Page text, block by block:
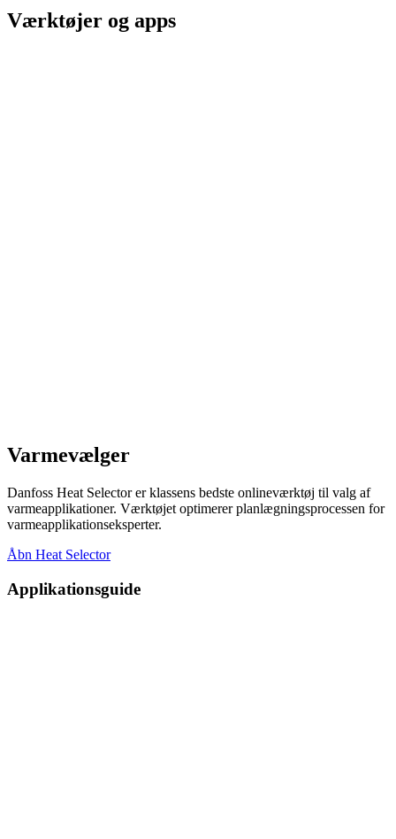
Værktøjer og apps
Varmevælger
Danfoss Heat Selector er klassens bedste onlineværktøj til valg af
varmeapplikationer. Værktøjet optimerer planlægningsprocessen for
varmeapplikationseksperter.
Åbn Heat Selector
Applikationsguide